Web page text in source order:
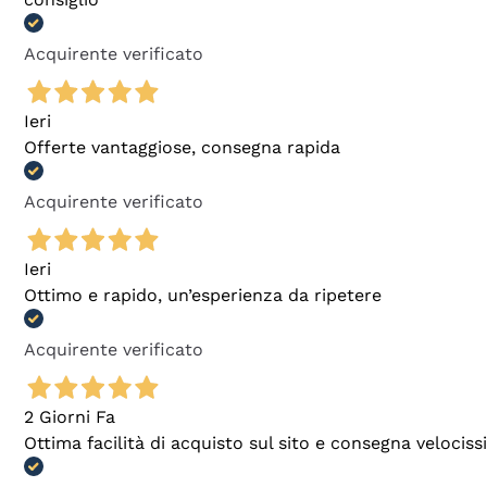
Acquirente verificato
Ieri
Offerte vantaggiose, consegna rapida
Acquirente verificato
Ieri
Ottimo e rapido, un’esperienza da ripetere
Acquirente verificato
2 Giorni Fa
Ottima facilità di acquisto sul sito e consegna